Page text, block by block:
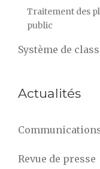
Traitement des
public
Système de
Actualités
Revue de presse